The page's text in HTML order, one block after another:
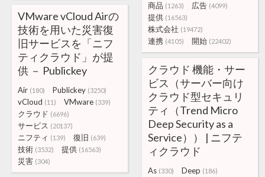
商品 (1263) 広告 (4099)
提供 (16563)
株式会社 (19472)
連携 (4105) 開始 (22402)
VMware vCloud Airの
技術を用いた災害復
旧サービスを「ニフ
ティクラウド」が提
供 － Publickey
Air (180) Publickey (3250)
vCloud (11) VMware (339)
クラウド (6696)
サービス (20137)
ニフティ (139) 復旧 (639)
技術 (3532) 提供 (16563)
災害 (304)
クラウド 機能・サー
ビス（サーバー向け
クラウド型セキュリ
ティ（Trend Micro
Deep Security as a
Service）） | ニフテ
ィクラウド
As (330) Deep (186)